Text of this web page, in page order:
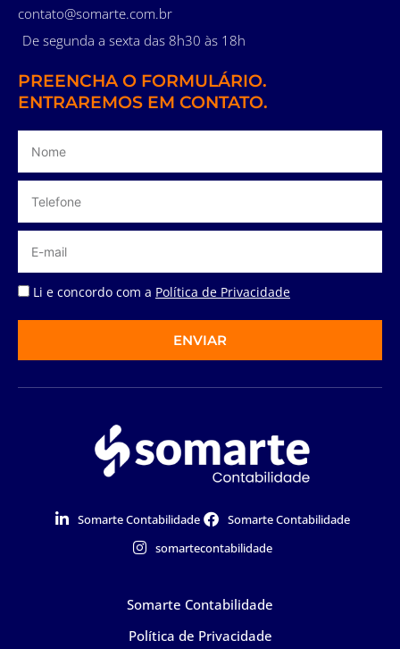
contato@somarte.com.br
De segunda a sexta das 8h30 às 18h
PREENCHA O FORMULÁRIO.
ENTRAREMOS EM CONTATO.
Li e concordo com a Política de Privacidade
ENVIAR
Somarte Contabilidade
Somarte Contabilidade
somartecontabilidade
Somarte Contabilidade
Política de Privacidade